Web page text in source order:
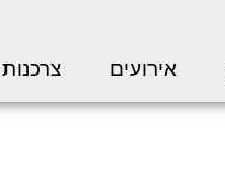
אירועים צרכנות